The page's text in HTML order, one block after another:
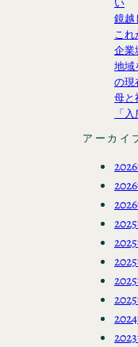
鏡越
これ
企業
地域
の現
母と
「
アーカイ